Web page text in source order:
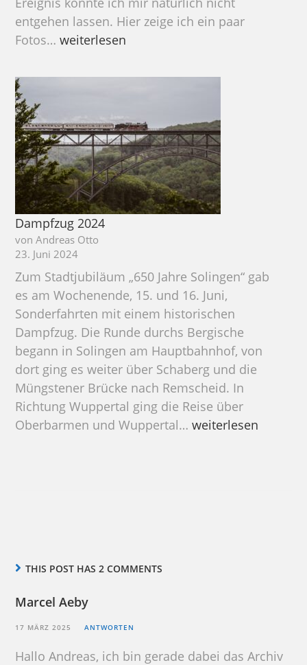
entgehen lassen. Hier zeige ich ein paar
Fotos…Vollsperrung
weiterlesen
Dampfzug 2024
von Andreas Otto
23. Juni 2024
Zum Stadtjubiläum „650 Jahre Solingen“ gab
es am Wochenende, 15. und 16. Juni,
Sonderfahrten mit einem historischen
Dampfzug. Die Runde durchs Bergische
begann in Solingen am Hauptbahnhof, von
dort ging es weiter über Schaberg und die
Müngstener Brücke nach Remscheid. In
Richtung Wuppertal ging die Reise über
Oberbarmen und Wuppertal…Dampfzug
weiterlesen
THIS POST HAS 2 COMMENTS
Marcel Aeby
17 MÄRZ 2025 ANTWORTEN
Hallo Andreas, ich bin gerade dabei das Archiv